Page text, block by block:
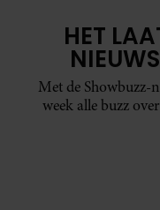
HET
Met de
week alle buzz